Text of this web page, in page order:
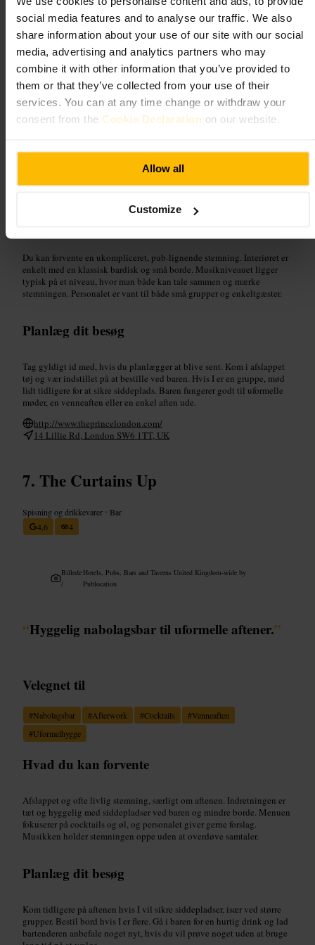
social media features and to analyse our traffic. We also
share information about your use of our site with our social
media, advertising and analytics partners who may
combine it with other information that you’ve provided to
them or that they’ve collected from your use of their
services. You can at any time change or withdraw your
consent from the Cookie Declaration on our website.
Allow all
Customize
Billede /Tripadvisor
“En afslappet bar hvor du kan mødes over en
drink.”
Cocktails #ølbar
Du kan forvente en ukompliceret, pub-lignende stemning. Interiøret er
enkelt med en klassisk bardisk og små borde. Musikniveauet ligger
typisk på et niveau, hvor man både kan tale sammen og mærke
stemningen. Personalet er vant til både små grupper og enkeltgæster.
Planlæg dit besøg
Tag gyldigt id med, hvis du planlægger at blive sent. Kom i afslappet
tøj og vær indstillet på at bestille ved baren. Hvis I er en gruppe, mød
lidt tidligere for at sikre siddeplads. Baren fungerer godt til uformelle
møder, en venneaften eller en enkel aften ude.
http://www.theprincelondon.com/
14 Lillie Rd, London SW6 1TT, UK
The Curtains Up
Spisning og drikkevarer • Bar
4,6
4
Billede
/
Hotels, Pubs, Bars and Taverns United Kingdom-wide by
Publocation
“Hyggelig nabolagsbar til uformelle aftener.”
Velegnet til
#Nabolagsbar #Afterwork #Cocktails #Venneaften
#Uformelhygge
Hvad du kan forvente
Afslappet og ofte livlig stemning, særligt om aftenen. Indretningen er
tæt og hyggelig med siddepladser ved baren og mindre borde. Menuen
fokuserer på cocktails og øl, og personalet giver gerne forslag.
Musikken holder stemningen oppe uden at overdøve samtaler.
Planlæg dit besøg
Kom tidligere på aftenen hvis I vil sikre siddepladser, især ved større
grupper. Bestil bord hvis I er flere. Gå i baren for en hurtig drink og lad
bartenderen anbefale noget nyt, hvis du vil prøve noget uden at bruge